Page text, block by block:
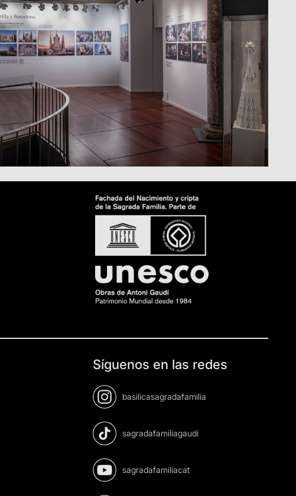
Síguenos en las redes
basilicasagradafamilia
sagradafamiliagaudi
sagradafamiliacat